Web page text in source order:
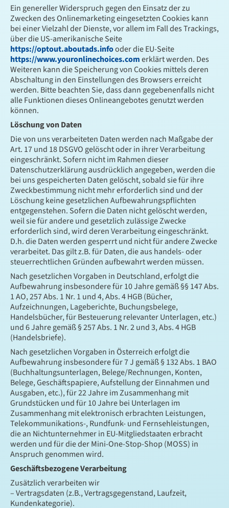
Ein genereller Widerspruch gegen den Einsatz der zu
Zwecken des Onlinemarketing eingesetzten Cookies kann
bei einer Vielzahl der Dienste, vor allem im Fall des Trackings,
über die US-amerikanische Seite
https://optout.aboutads.infooder die EU-Seite
https://www.youronlinechoices.comerklärt werden. Des
Weiteren kann die Speicherung von Cookies mittels deren
Abschaltung in den Einstellungen des Browsers erreicht
werden. Bitte beachten Sie, dass dann gegebenenfalls nicht
alle Funktionen dieses Onlineangebotes genutzt werden
können.
Löschung von Daten
Die von uns verarbeiteten Daten werden nach Maßgabe der
Art. 17 und 18 DSGVO gelöscht oder in ihrer Verarbeitung
eingeschränkt. Sofern nicht im Rahmen dieser
Datenschutzerklärung ausdrücklich angegeben, werden die
bei uns gespeicherten Daten gelöscht, sobald sie für ihre
Zweckbestimmung nicht mehr erforderlich sind und der
Löschung keine gesetzlichen Aufbewahrungspflichten
entgegenstehen. Sofern die Daten nicht gelöscht werden,
weil sie für andere und gesetzlich zulässige Zwecke
erforderlich sind, wird deren Verarbeitung eingeschränkt.
D.h. die Daten werden gesperrt und nicht für andere Zwecke
verarbeitet. Das gilt z.B. für Daten, die aus handels- oder
steuerrechtlichen Gründen aufbewahrt werden müssen.
Nach gesetzlichen Vorgaben in Deutschland, erfolgt die
Aufbewahrung insbesondere für 10 Jahre gemäß §§ 147 Abs.
1 AO, 257 Abs. 1 Nr. 1 und 4, Abs. 4 HGB (Bücher,
Aufzeichnungen, Lageberichte, Buchungsbelege,
Handelsbücher, für Besteuerung relevanter Unterlagen, etc.)
und 6 Jahre gemäß § 257 Abs. 1 Nr. 2 und 3, Abs. 4 HGB
(Handelsbriefe).
Nach gesetzlichen Vorgaben in Österreich erfolgt die
Aufbewahrung insbesondere für 7 J gemäß § 132 Abs. 1 BAO
(Buchhaltungsunterlagen, Belege/Rechnungen, Konten,
Belege, Geschäftspapiere, Aufstellung der Einnahmen und
Ausgaben, etc.), für 22 Jahre im Zusammenhang mit
Grundstücken und für 10 Jahre bei Unterlagen im
Zusammenhang mit elektronisch erbrachten Leistungen,
Telekommunikations-, Rundfunk- und Fernsehleistungen,
die an Nichtunternehmer in EU-Mitgliedstaaten erbracht
werden und für die der Mini-One-Stop-Shop (MOSS) in
Anspruch genommen wird.
Geschäftsbezogene Verarbeitung
Zusätzlich verarbeiten wir
– Vertragsdaten (z.B., Vertragsgegenstand, Laufzeit,
Kundenkategorie).